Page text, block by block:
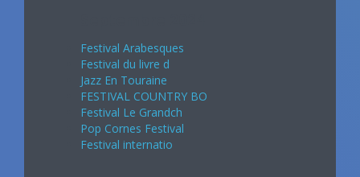
Festival Arabesques
Festival du livre d
Jazz En Touraine
FESTIVAL COUNTRY BO
Festival Le Grandch
Pop Cornes Festival
Festival internatio